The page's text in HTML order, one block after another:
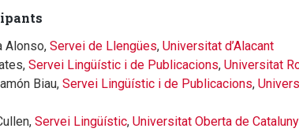
Alonso, Servei de Llengües, Universitat d’Alacant
Servei Lingüístic i de Publicacions, Universitat
Biau, Servei Lingüístic i de Publicacions,
Servei Lingüístic, Universitat Oberta de